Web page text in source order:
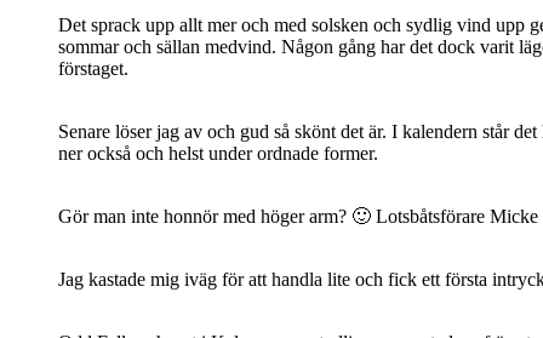
Det sprack upp allt mer och med solsken och sydlig vind upp
sommar och sällan medvind. Någon gång har det dock varit
förstaget.
Senare löser jag av och gud så skönt det är. I kalendern står
ner också och helst under ordnade former.
Gör man inte honnör med höger arm? 🙂 Lotsbåtsförare
Jag kastade mig iväg för att handla lite och fick ett första